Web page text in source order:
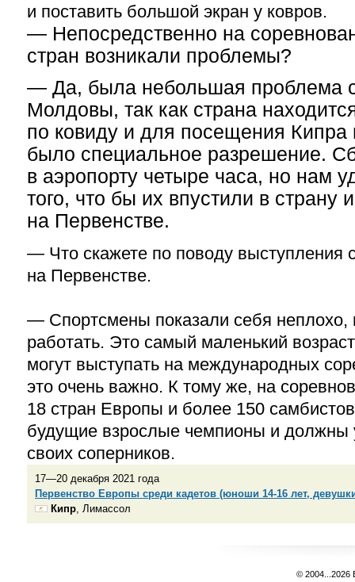
и поставить большой экран у ковров.
— Непосредственно на
стран возникали проблемы?
— Да, была небольшая проблема
Молдовы, так как страна
по ковиду и для посещения
было специальное разрешение.
в аэропорту четыре часа, но нам
того, что бы их впустили в страну
на Первенстве.
— Что скажете по поводу выступления
на Первенстве.
— Спортсмены показали себя неплохо,
работать. Это самый маленький
могут выступать на международных
это очень важно. К тому же, на
18 стран Европы и более 150
будущие взрослые чемпионы и должны
своих соперников.
17—20 декабря 2021 года
Первенство Европы среди кадетов (юноши 14-16 лет,
Кипр, Лимассол
© 2004...2026